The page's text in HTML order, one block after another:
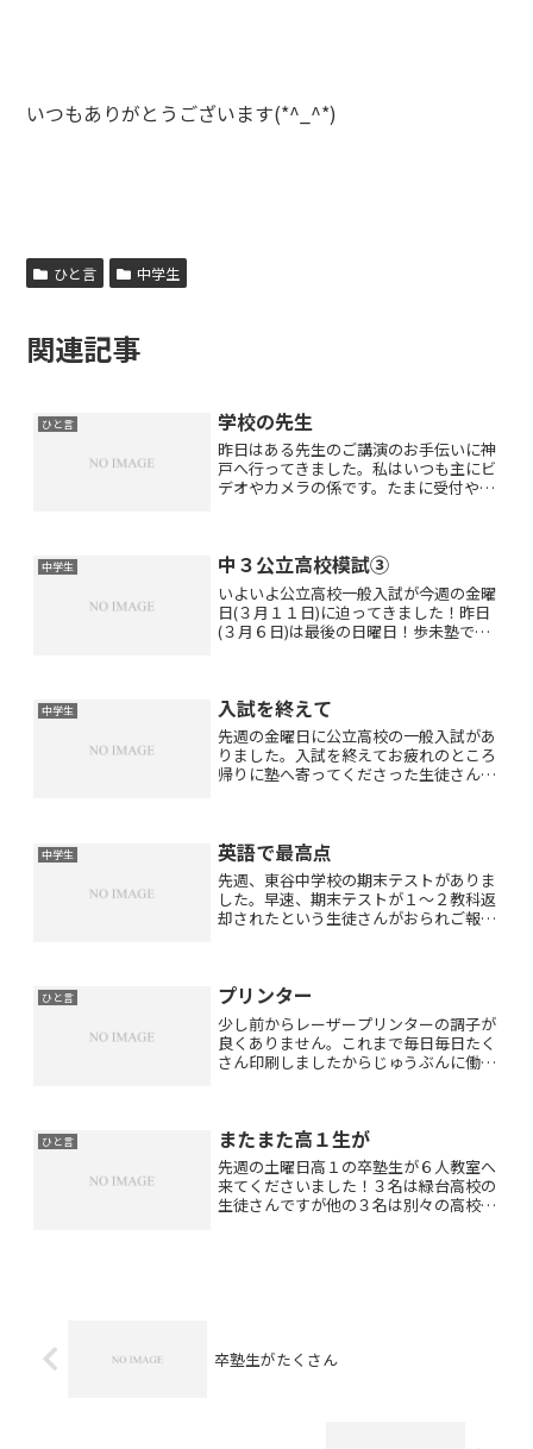
いつもありがとうございます(*^_^*)
ひと言 中学生
関連記事
ひと言 学校の先生
昨日はある先生のご講演のお手伝いに神
戸へ行ってきました。私はいつも主にビ
デオやカメラの係です。たまに受付や書
の素敵なベテラン先生のお...
中学生 中３公立高校模試③
いよいよ公立高校一般入試が今週の金曜
日(３月１１日)に迫ってきました！昨日
(３月６日)は最後の日曜日！歩未塾では
昨日が最後の日となり...
中学生 入試を終えて
先週の金曜日に公立高校の一般入試があ
りました。入試を終えてお疲れのところ
帰りに塾へ寄ってくださった生徒さんが
ンスタのDMでも...
中学生 英語で最高点
先週、東谷中学校の期末テストがありま
した。早速、期末テストが１〜２教科返
却されたという生徒さんがおられご報告
生徒さんの中で英語教科書...
ひと言 プリンター
少し前からレーザープリンターの調子が
良くありません。これまで毎日毎日たく
さん印刷しましたからじゅうぶんに働い
昨日、突然電源が入らなく...
ひと言 またまた高１生が
先週の土曜日高１の卒塾生が６人教室へ
来てくださいました！３名は緑台高校の
生徒さんですが他の３名は別々の高校で
卒塾生がたくさん